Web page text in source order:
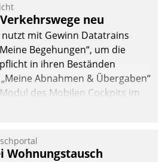
neu
nutzt mit Gewinn Datatrains
Begehungen“, um die
in ihren Beständen
Abnahmen & Übergaben“
des Mobilen Cockpits im
Wohnungstausch